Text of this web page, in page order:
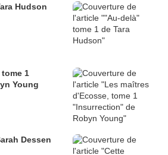
Hudson
1
Young
Dessen